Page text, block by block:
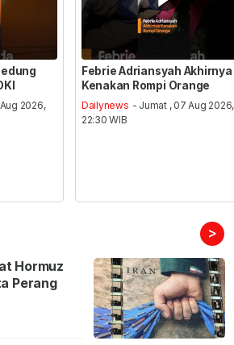
2026,
Febrie Adriansyah Akhirnya
Kenakan Rompi Orange
Dailynews - Jumat , 07 Aug 2026,
22:30 WIB
>
Hormuz
Perang